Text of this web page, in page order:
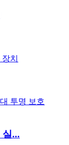
...